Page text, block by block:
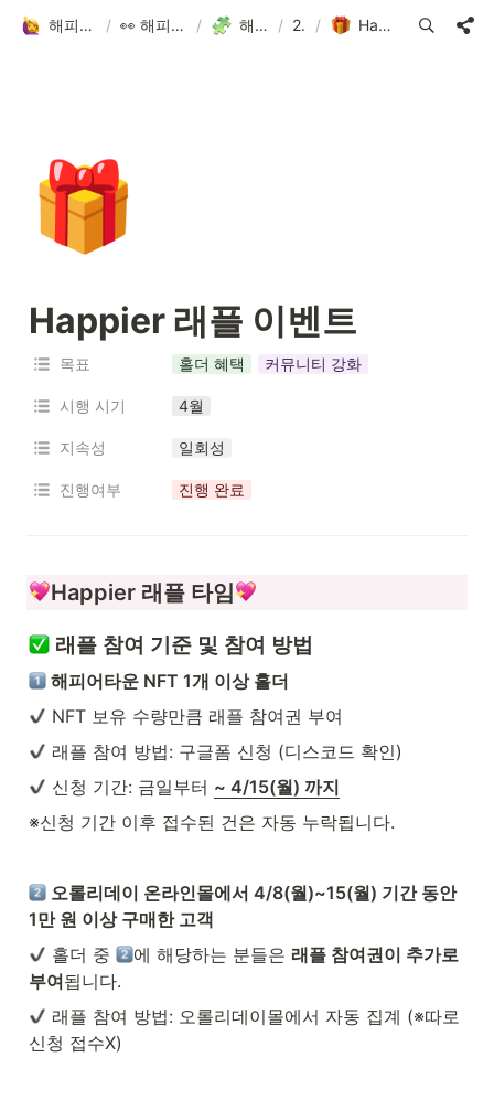
해피어타운 입주민 되고 싶은 사람?! / 👀 해피어타운 NFT에 대한 모든 것! / 해피어타운 로드맵 / 2024 / Happier 래플 이벤트
🎁
Happier 래플 이벤트
목표 홀더 혜택 커뮤니티 강화
시행 시기 4월
지속성 일회성
진행여부 진행 완료
Happier 래플 타임
래플 참여 기준 및 참여 방법
해피어타운 NFT 1개 이상 홀더
NFT 보유 수량만큼 래플 참여권 부여
래플 참여 방법: 구글폼 신청 (디스코드 확인)
신청 기간: 금일부터 ~ 4/15(월) 까지
※신청 기간 이후 접수된 건은 자동 누락됩니다.
오롤리데이 온라인몰에서 4/8(월)~15(월) 기간 동안
1만 원 이상 구매한 고객
홀더 중
에 해당하는 분들은 래플 참여권이 추가로
부여됩니다.
래플 참여 방법: 오롤리데이몰에서 자동 집계 (※따로
신청 접수X)